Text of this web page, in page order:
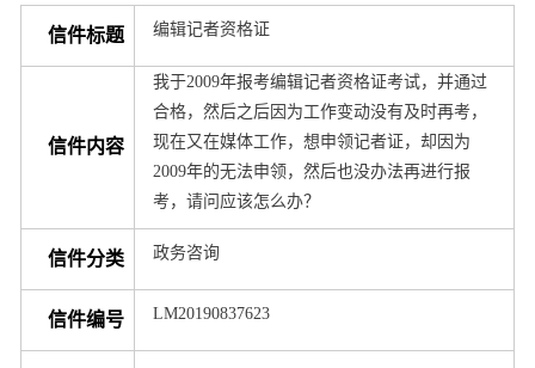
信件标题 编辑记者资格证
信件内容
我于2009年报考编辑记者资格证考试，并通过
合格，然后之后因为工作变动没有及时再考，
现在又在媒体工作，想申领记者证，却因为
2009年的无法申领，然后也没办法再进行报
考，请问应该怎么办？
信件分类 政务咨询
信件编号 LM20190837623